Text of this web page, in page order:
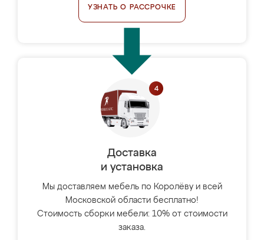
УЗНАТЬ О РАССРОЧКЕ
Доставка
и установка
Мы доставляем мебель по Королёву и всей
Московской области бесплатно!
Стоимость сборки мебели: 10% от стоимости
заказа.